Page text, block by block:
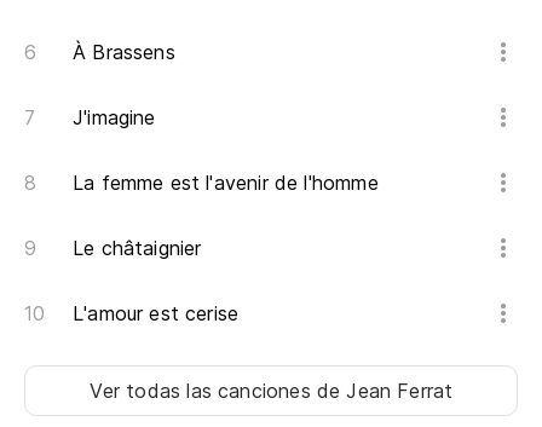
À Brassens
J'imagine
La femme est l'avenir de l'homme
Le châtaignier
L'amour est cerise
Ver todas las canciones de Jean Ferrat